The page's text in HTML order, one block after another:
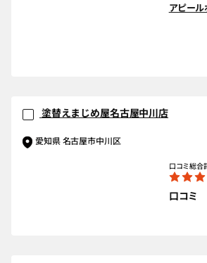
アピー
塗替えまじめ屋名古屋中川店
愛知県 名古屋市中川区
口コミ総合
口コミ